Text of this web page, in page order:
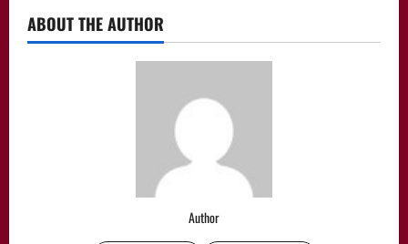
ABOUT THE AUTHOR
Author